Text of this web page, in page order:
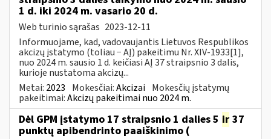
1 d. iki 2024 m. vasario 20 d.
Web turinio sąrašas 2023-12-11
Informuojame, kad, vadovaujantis Lietuvos Respublikos
akcizų įstatymo (toliau − AĮ) pakeitimu Nr. XIV-1933[1],
nuo 2024 m. sausio 1 d. keičiasi AĮ 37 straipsnio 3 dalis,
kurioje nustatoma akcizų...
Metai: 2023 Mokesčiai:Akcizai Mokesčių įstatymų
pakeitimai:Akcizų pakeitimai nuo 2024 m.
Dėl GPM įstatymo 17 straipsnio 1 dalies 5 ir 37
punktų apibendrinto paaiškinimo (